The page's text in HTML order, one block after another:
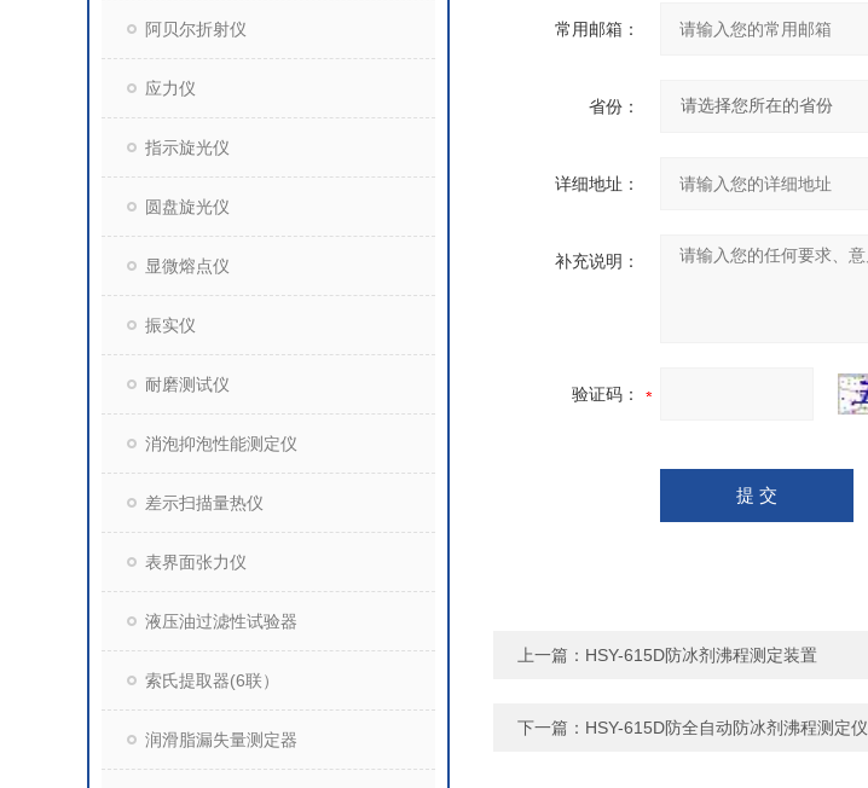
阿贝尔折射仪
应力仪
指示旋光仪
圆盘旋光仪
显微熔点仪
振实仪
耐磨测试仪
消泡抑泡性能测定仪
差示扫描量热仪
表界面张力仪
液压油过滤性试验器
索氏提取器(6联）
润滑脂漏失量测定器
常用邮箱：
省份：
详细地址：
补充说明：
验证码：
上一篇： HSY-615D防冰剂沸程测定装置
下一篇： HSY-615D防全自动防冰剂沸程测定仪